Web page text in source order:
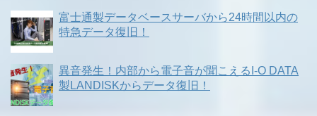
富士通製データベースサーバから24時間以内の
特急データ復旧！
異音発生！内部から電子音が聞こえるI-O DATA
製LANDISKからデータ復旧！